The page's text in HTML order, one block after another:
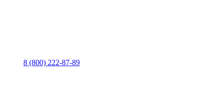
8 (800) 222-87-89